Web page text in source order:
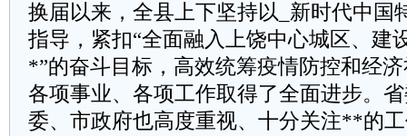
换届以来，全县上下坚持以_新时代中国
指导，紧扣“全面融入上饶中心城区、建
*”的奋斗目标，高效统筹疫情防控和经
各项事业、各项工作取得了全面进步。
委、市政府也高度重视、十分关注**的